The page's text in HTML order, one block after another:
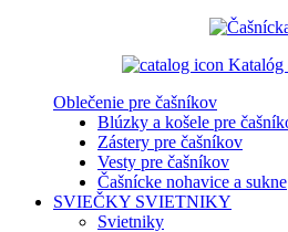
Katalóg
Oblečenie pre čašníkov
Blúzky a košele pre
Zástery pre čašníkov
Vesty pre čašníkov
Čašnícke nohavice a sukne
SVIEČKY SVIETNIKY
Svietniky